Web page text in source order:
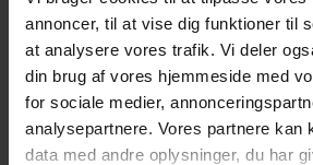
annoncer, til at vise dig funktioner til
at analysere vores trafik. Vi deler
din brug af vores hjemmeside med
for sociale medier,
analysepartnere. Vores partnere kan
data med andre oplysninger, du har
Frist og information
Tilmeldingsfrist
25. maj 2026